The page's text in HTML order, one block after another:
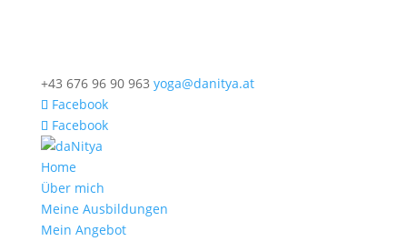
+43 676 96 90 963 yoga@danitya.at
Facebook
Facebook
Home
Über mich
Meine Ausbildungen
Mein Angebot